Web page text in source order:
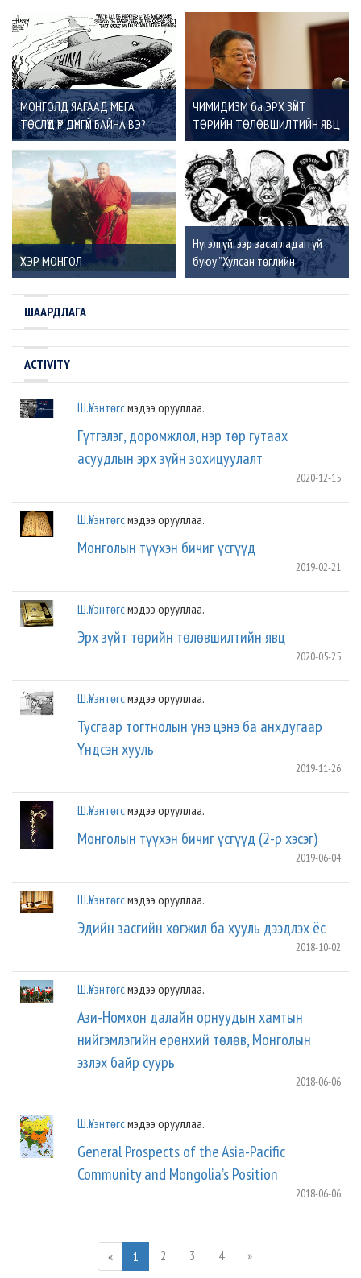
МОНГОЛД ЯАГААД МЕГА
ТӨСЛҮҮД ҮР ДҮНГҮЙ БАЙНА ВЭ?
ЧИМИДИЗМ ба ЭРХ ЗҮЙТ
ТӨРИЙН ТӨЛӨВШИЛТИЙН ЯВЦ
ҮХЭР МОНГОЛ
Нүгэлгүйгээр засагладаггүй
буюу ”Хулсан төглийн
хөгшчүүл”
ШААРДЛАГА
ACTIVITY
Ш.Үнэнтөгсмэдээ орууллаа.
Гүтгэлэг, доромжлол, нэр төр гутаах
асуудлын эрх зүйн зохицуулалт
2020-12-15
Ш.Үнэнтөгсмэдээ орууллаа.
Монголын түүхэн бичиг үсгүүд
2019-02-21
Ш.Үнэнтөгсмэдээ орууллаа.
Эрх зүйт төрийн төлөвшилтийн явц
2020-05-25
Ш.Үнэнтөгсмэдээ орууллаа.
Тусгаар тогтнолын үнэ цэнэ ба анхдугаар
Үндсэн хууль
2019-11-26
Ш.Үнэнтөгсмэдээ орууллаа.
Монголын түүхэн бичиг үсгүүд (2-р хэсэг)
2019-06-04
Ш.Үнэнтөгсмэдээ орууллаа.
Эдийн засгийн хөгжил ба хууль дээдлэх ёс
2018-10-02
Ш.Үнэнтөгсмэдээ орууллаа.
Ази-Номхон далайн орнуудын хамтын
нийгэмлэгийн ерөнхий төлөв, Монголын
эзлэх байр суурь
2018-06-06
Ш.Үнэнтөгсмэдээ орууллаа.
General Prospects of the Asia-Pacific
Community and Mongolia’s Position
2018-06-06
« 1 2 3 4 »